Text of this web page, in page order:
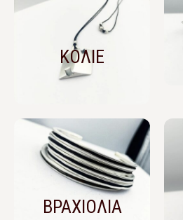
ΚΟΛΙΕ
ΒΡΑΧΙΟΛΙΑ